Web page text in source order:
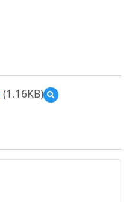
(1.16KB)
預
覽
大
觀